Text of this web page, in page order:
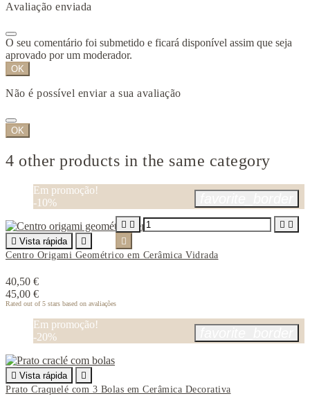
Avaliação enviada
O seu comentário foi submetido e ficará disponível assim que seja
aprovado por um moderador.
OK
Não é possível enviar a sua avaliação
OK
4 other products in the same category
Em promoção!
-10%
 Vista rápida

Centro Origami Geométrico em Cerâmica Vidrada
40,50 €
45,00 €
Rated out of 5 stars based on avaliações
   

Em promoção!
-20%
 Vista rápida

Prato Craquelé com 3 Bolas em Cerâmica Decorativa